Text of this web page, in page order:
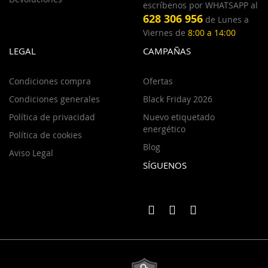
escríbenos por WHATSAPP al
628 306 956 de Lunes a
Viernes de 8:00 a 14:00
LEGAL
Condiciones compra
Condiciones generales
Política de privacidad
Política de cookies
Aviso Legal
CAMPAÑAS
Ofertas
Black Friday 2026
Nuevo etiquetado
energético
Blog
SÍGUENOS